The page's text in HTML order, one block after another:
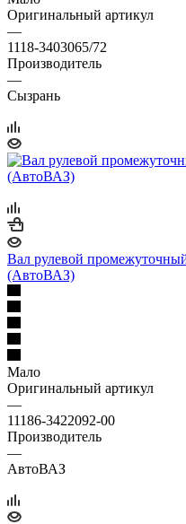
Оригинальный артикул
—
1118-3403065/72
Производитель
—
Сызрань
Вал рулевой
(АвтоВАЗ)
Мало
Оригинальный артикул
—
11186-3422092-00
Производитель
—
АвтоВАЗ